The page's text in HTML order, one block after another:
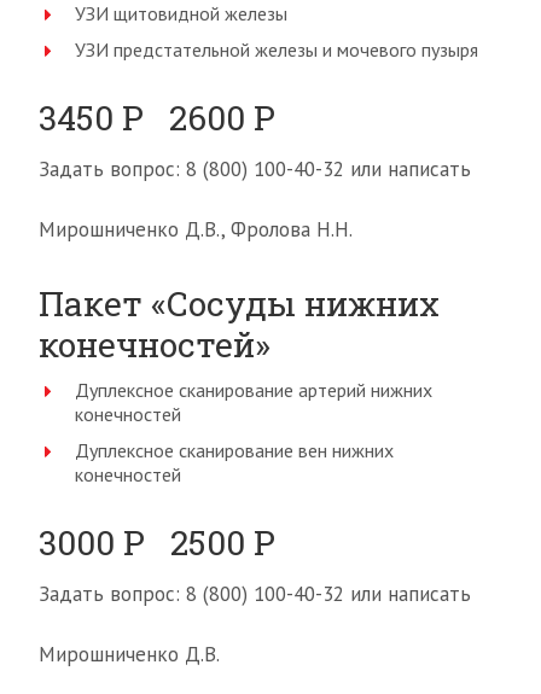
УЗИ щитовидной железы
УЗИ предстательной железы и мочевого пузыря
3450 Р 2600 Р
Задать вопрос: 8 (800) 100-40-32 или написать
Мирошниченко Д.В., Фролова Н.Н.
Пакет «Сосуды нижних
конечностей»
Дуплексное сканирование артерий нижних
конечностей
Дуплексное сканирование вен нижних
конечностей
3000 Р 2500 Р
Задать вопрос: 8 (800) 100-40-32 или написать
Мирошниченко Д.В.